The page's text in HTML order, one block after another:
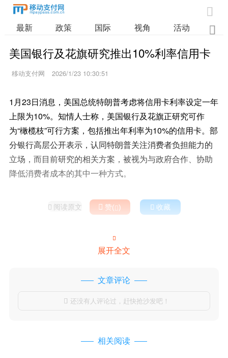

最新 政策 国际 视角 活动 业

美国银行及花旗研究推出10%利率信用卡
移动支付网 2026/1/23 10:30:51
1月23日消息，美国总统特朗普考虑将信用卡利率设定一年
上限为10%。知情人士称，美国银行及花旗正研究可作
为“橄榄枝”可行方案，包括推出年利率为10%的信用卡。部
分银行高层公开表示，认同特朗普关注消费者负担能力的
立场，而目前研究的相关方案，被视为与政府合作、协助
降低消费者成本的其中一种方式。
 阅读原文  赞()  收藏

展开全文
文章评论
 还没有人评论过，赶快抢沙发吧！
相关阅读